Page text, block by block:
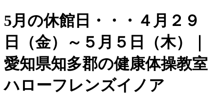
5月の休館日・・・４月２９
日（金）～５月５日（木）｜
愛知県知多郡の健康体操教室
ハローフレンズイノア